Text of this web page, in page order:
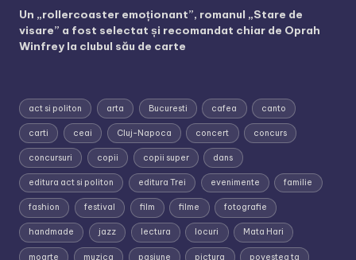
Un „rollercoaster emoționant”, romanul „Stare de
visare” a fost selectat și recomandat chiar de Oprah
Winfrey la clubul său de carte
act si politon arta Bucuresti cafea canto
carti ceai Cluj-Napoca concert concurs
concursuri copii copii super dans
editura act si politon editura Trei evenimente familie
fashion festival film filme fotografie
handmade jazz lectura locuri Mata Hari
moarte muzica pasiune pictura povestea ta